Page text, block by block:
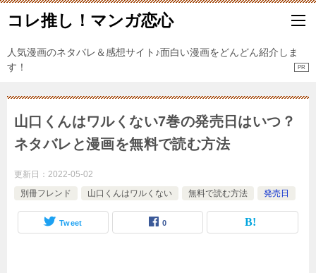
コレ推し！マンガ恋心
人気漫画のネタバレ＆感想サイト♪面白い漫画をどんどん紹介しま
す！
山口くんはワルくない7巻の発売日はいつ？
ネタバレと漫画を無料で読む方法
更新日： 2022-05-02
別冊フレンド
山口くんはワルくない 無料で読む方法 発売日
Tweet 0